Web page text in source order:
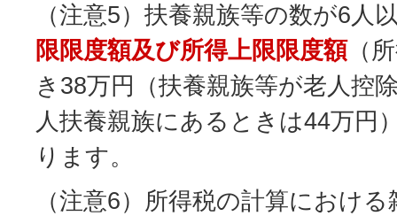
（注意5）扶養親族等の数が6人
限限度額及び所得上限限度額（
き38万円（扶養親族等が老人控
人扶養親族にあるときは44万円
ります。
（注意6）所得税の計算におけ